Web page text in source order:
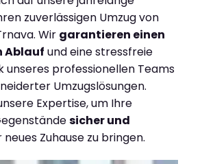
zuverlässigen Umzug von
Wir garantieren einen
Ablauf und eine stressfreie
unseres professionellen Teams
Umzugslösungen.
Expertise, um Ihre
sicher und
neues Zuhause zu bringen.